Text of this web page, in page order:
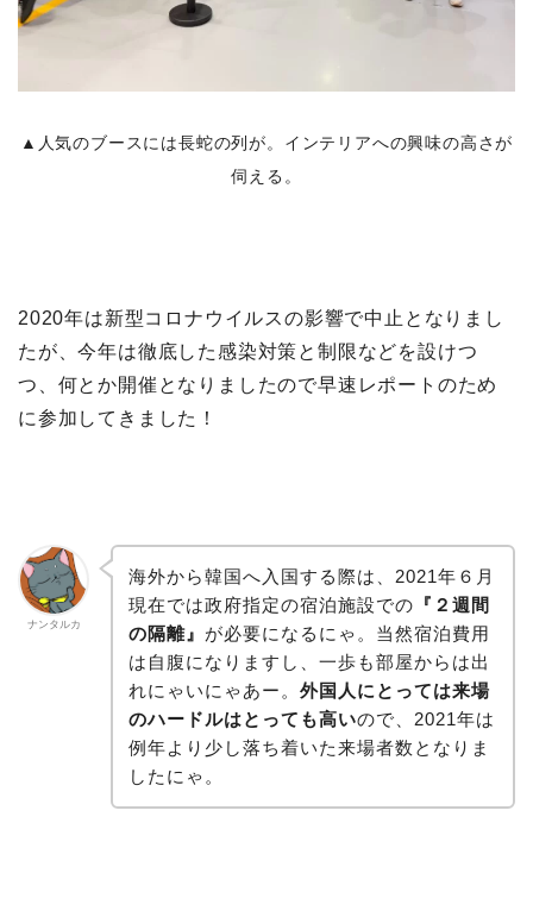
▲人気のブースには長蛇の列が。インテリアへの興味の高さが
伺える。
2020年は新型コロナウイルスの影響で中止となりまし
たが、今年は徹底した感染対策と制限などを設けつ
つ、何とか開催となりましたので早速レポートのため
に参加してきました！
ナンタルカ
海外から韓国へ入国する際は、2021年６月
現在では政府指定の宿泊施設での 『２週間
の隔離』 が必要になるにゃ。当然宿泊費用
は自腹になりますし、一歩も部屋からは出
れにゃいにゃあー。 外国人にとっては来場
のハードルはとっても高いので、2021年は
例年より少し落ち着いた来場者数となりま
したにゃ。